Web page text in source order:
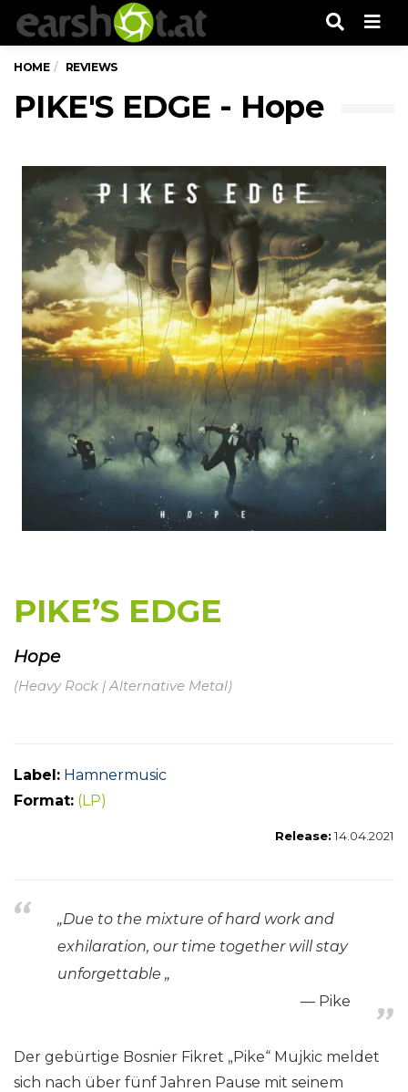
HOME REVIEWS
PIKE'S EDGE - Hope
PIKE’S EDGE
Hope
(Heavy Rock | Alternative Metal)
Label: Hamnermusic
Format: (LP)
Release:14.04.2021
„Due to the mixture of hard work and
exhilaration, our time together will stay
unforgettable „
Pike
Der gebürtige Bosnier Fikret „Pike“ Mujkic meldet
sich nach über fünf Jahren Pause mit seinem